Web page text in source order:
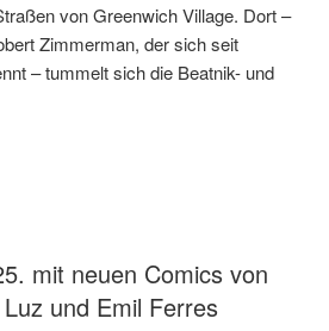
von Greenwich Village. Dort –
Zimmerman, der sich seit
– tummelt sich die Beatnik- und
mit neuen Comics von
und Emil Ferres